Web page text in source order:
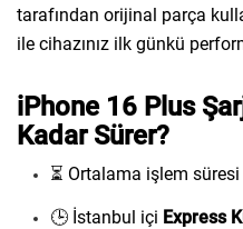
tarafından orijinal parça
ile cihazınız ilk günkü
iPhone 16 Plus
Kadar Sürer?
⏳ Ortalama işlem süresi
🕒 İstanbul içi Express